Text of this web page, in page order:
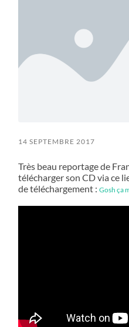
14 SEPTEMBRE 2017
Très beau reportage de
télécharger son CD via ce
de téléchargement :Gosh ça